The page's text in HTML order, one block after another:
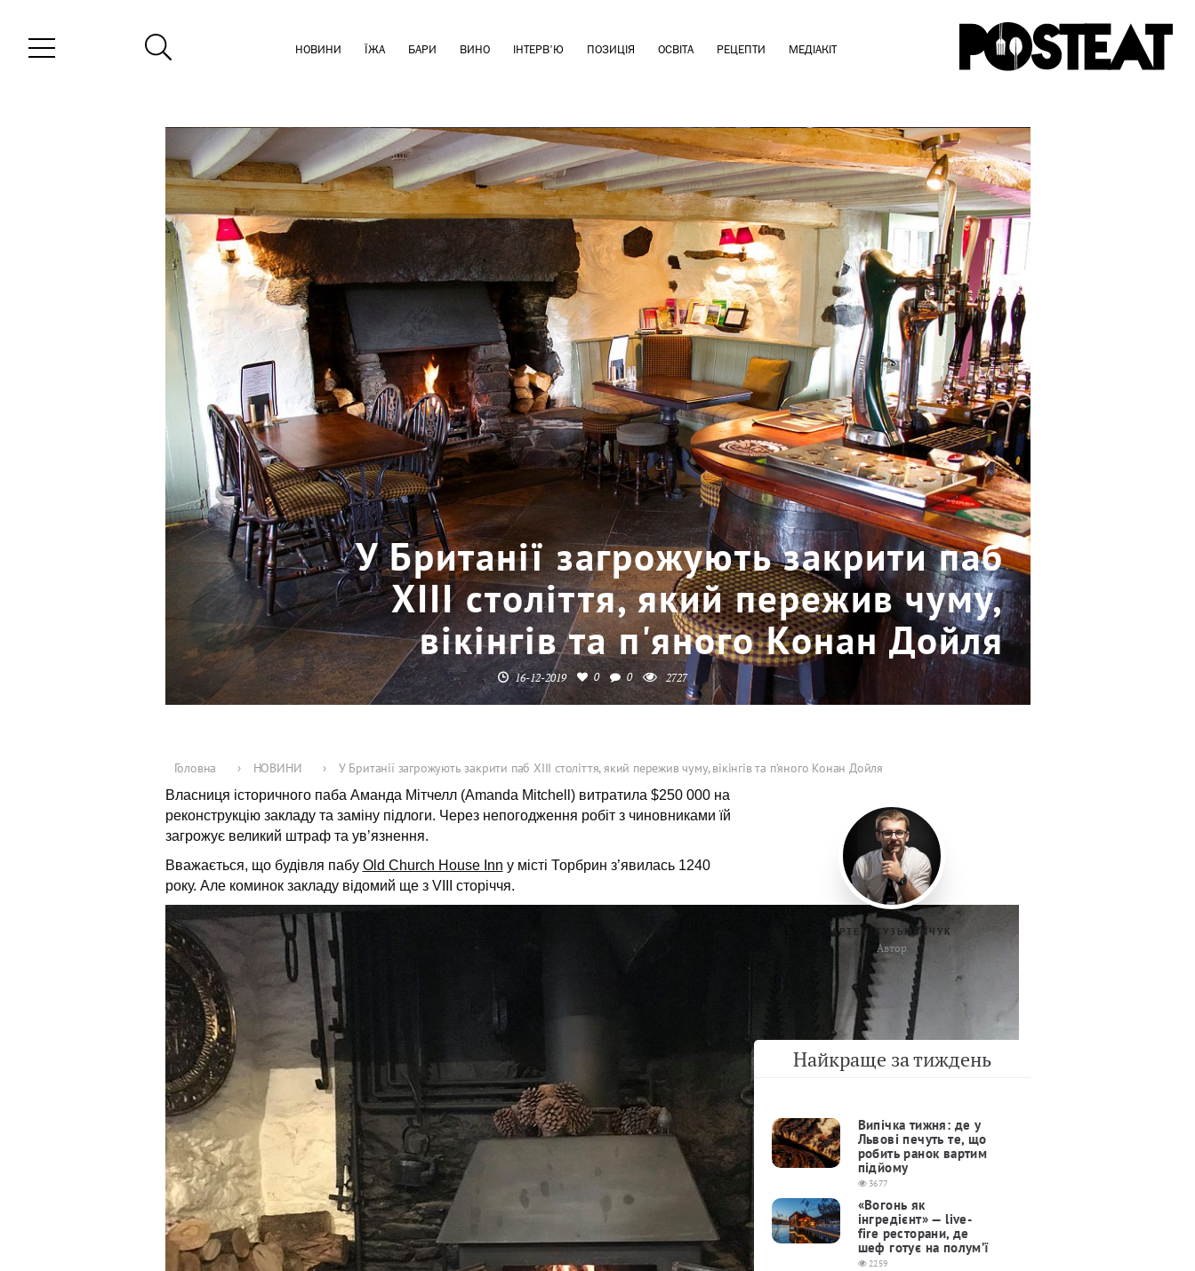
НОВИНИ ЇЖА БАРИ ВИНО ІНТЕРВ'Ю ПОЗИЦІЯ ОСВІТА РЕЦЕПТИ МЕДІАКІТ
У Британії загрожують закрити паб
XIII століття, який пережив чуму,
вікінгів та п'яного Конан Дойля
16-12-2019 0 0 2727
Головна › НОВИНИ › У Британії загрожують закрити паб XIII століття, який пережив чуму, вікінгів та п’яного Конан Дойля
Власниця історичного паба Аманда Мітчелл (Amanda Mitchell) витратила $250 000 на
реконструкцію закладу та заміну підлоги. Через непогодження робіт з чиновниками їй
загрожує великий штраф та ув’язнення.
Вважається, що будівля пабу Old Church House Inn у місті Торбрин з’явилась 1240
року. Але коминок закладу відомий ще з VIII сторіччя.
АРТЕМ КУЗЬМЕНЧУК
Автор
Найкраще за тиждень
Випічка тижня: де у
Львові печуть те, що
робить ранок вартим
підйому
3677
«Вогонь як
інгредієнт» — live-
fire ресторани, де
шеф готує на полум’ї
2259